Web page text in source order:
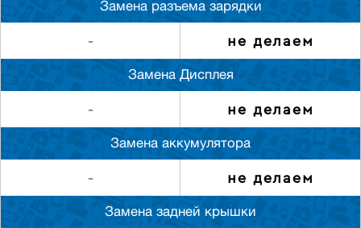
Замена разъема зарядки
- не делаем
Замена Дисплея
- не делаем
Замена аккумулятора
- не делаем
Замена задней крышки